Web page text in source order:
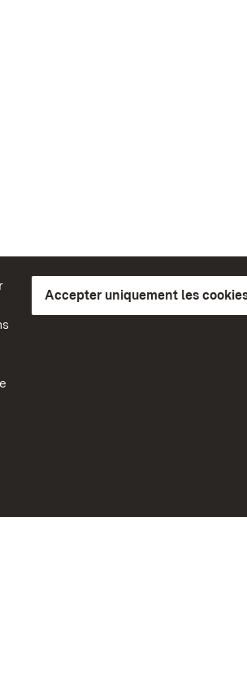
Accepter uniquement les
Explications sur